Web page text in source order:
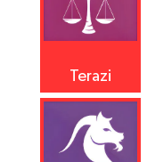
Terazi